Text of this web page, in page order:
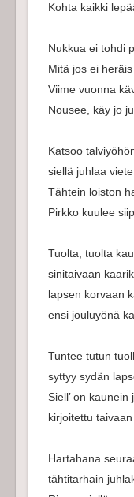
Kohta kaikki
Nukkua ei tohdi
Mitä jos ei
Viime vuonna
Nousee, käy jo
Katsoo
siellä juhlaa
Tähtein loiston
Pirkko kuulee
Tuolta, tuolta
sinitaivaan
lapsen korvaan
ensi jouluyönä
Tuntee tutun
syttyy sydän
Siell’ on kaunein
kirjoitettu taivaan
Hartahana
tähtitarhain